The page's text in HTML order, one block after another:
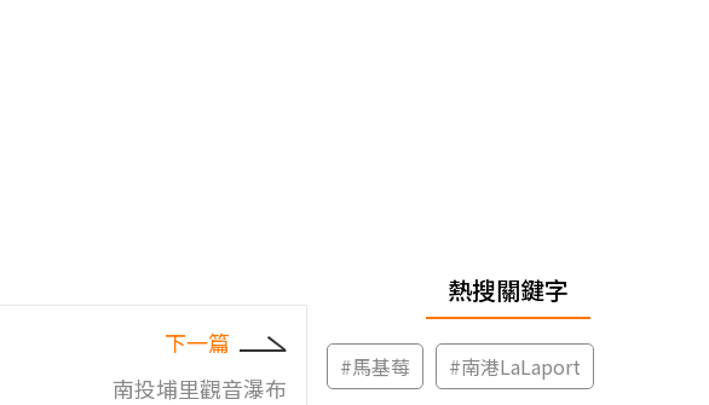
下一篇
南投埔里觀音瀑布
熱搜關鍵字
#馬基莓 #南港LaLaport